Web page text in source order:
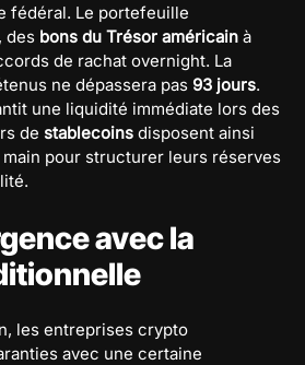
fédéral. Le portefeuille
des bons du Trésor américain à
de rachat overnight. La
ne dépassera pas 93 jours.
une liquidité immédiate lors des
de stablecoins disposent ainsi
main pour structurer leurs réserves
avec la
les entreprises crypto
avec une certaine